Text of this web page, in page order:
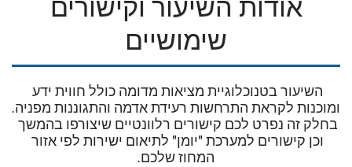
שימושיים